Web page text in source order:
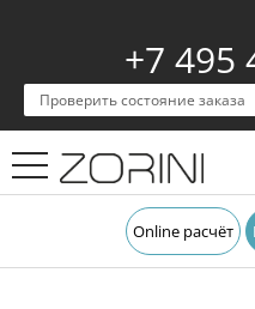
+7 495
Проверить состояние заказа
Online расчёт